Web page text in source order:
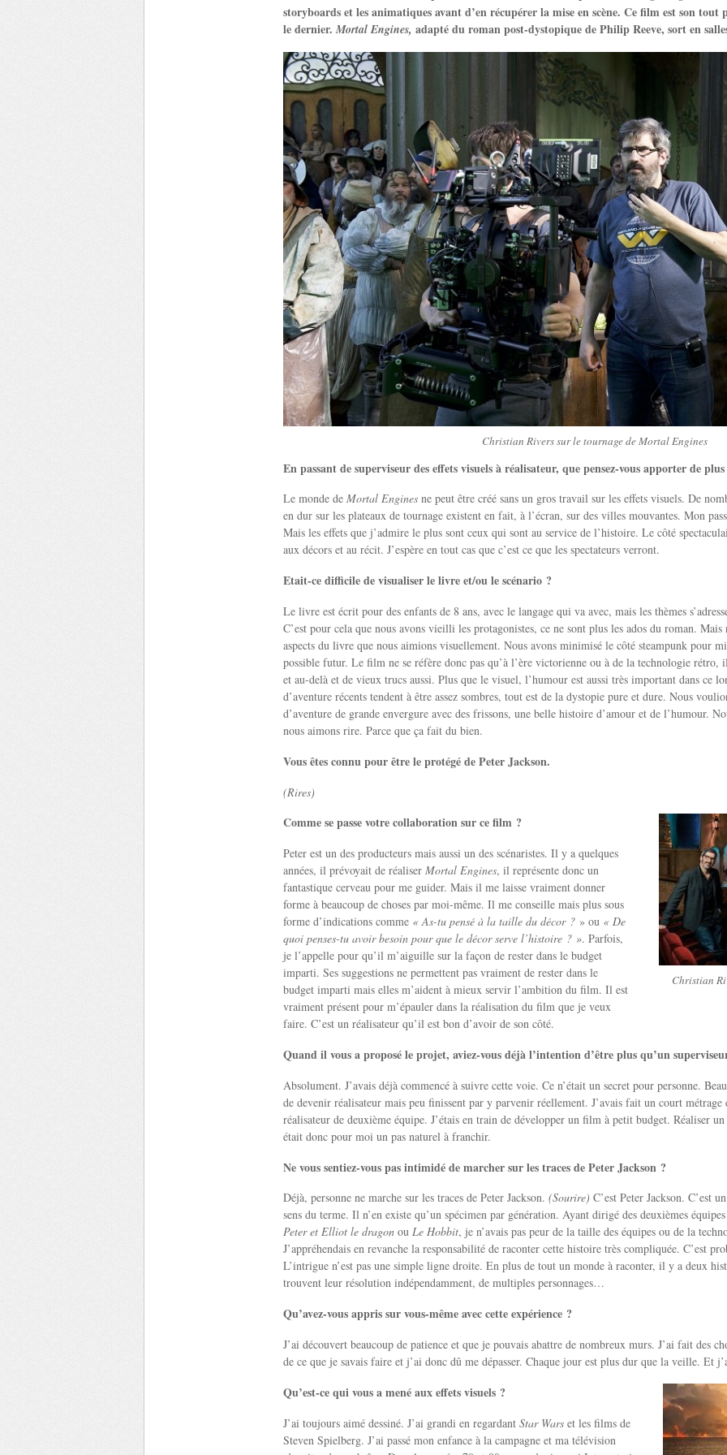
storyboards et les animatiques avant d’en récupérer la mise en scène. Ce film est son tout
le dernier.Mortal Engines, adapté du roman post-dystopique de Philip Reeve, sort en
Christian Rivers sur le tournage de Mortal Engines
En passant de superviseur des effets visuels à réalisateur, que pensez-vous apporter de
Le monde de Mortal Engines ne peut être créé sans un gros travail sur les effets visuels. De
en dur sur les plateaux de tournage existent en fait, à l’écran, sur des villes mouvantes. Mon
Mais les effets que j’admire le plus sont ceux qui sont au service de l’histoire. Le côté
aux décors et au récit. J’espère en tout cas que c’est ce que les spectateurs verront.
Etait-ce difficile de visualiser le livre et/ou le scénario ?
Le livre est écrit pour des enfants de 8 ans, avec le langage qui va avec, mais les thèmes
C’est pour cela que nous avons vieilli les protagonistes, ce ne sont plus les ados du roman. Mais
aspects du livre que nous aimions visuellement. Nous avons minimisé le côté steampunk pour
possible futur. Le film ne se réfère donc pas qu’à l’ère victorienne ou à de la technologie rétro,
et au-delà et de vieux trucs aussi. Plus que le visuel, l’humour est aussi très important dans ce
d’aventure récents tendent à être assez sombres, tout est de la dystopie pure et dure. Nous
d’aventure de grande envergure avec des frissons, une belle histoire d’amour et de l’humour.
nous aimons rire. Parce que ça fait du bien.
Vous êtes connu pour être le protégé de Peter Jackson.
(Rires)
Christian
Comme se passe votre collaboration sur ce film ?
Peter est un des producteurs mais aussi un des scénaristes. Il y a quelques
années, il prévoyait de réaliser Mortal Engines, il représente donc un
fantastique cerveau pour me guider. Mais il me laisse vraiment donner
forme à beaucoup de choses par moi-même. Il me conseille mais plus sous
forme d’indications comme « As-tu pensé à la taille du décor ? » ou « De
quoi penses-tu avoir besoin pour que le décor serve l’histoire ? ». Parfois,
je l’appelle pour qu’il m’aiguille sur la façon de rester dans le budget
imparti. Ses suggestions ne permettent pas vraiment de rester dans le
budget imparti mais elles m’aident à mieux servir l’ambition du film. Il est
vraiment présent pour m’épauler dans la réalisation du film que je veux
faire. C’est un réalisateur qu’il est bon d’avoir de son côté.
Quand il vous a proposé le projet, aviez-vous déjà l’intention d’être plus qu’un
Absolument. J’avais déjà commencé à suivre cette voie. Ce n’était un secret pour personne.
de devenir réalisateur mais peu finissent par y parvenir réellement. J’avais fait un court
réalisateur de deuxième équipe. J’étais en train de développer un film à petit budget. Réaliser
était donc pour moi un pas naturel à franchir.
Ne vous sentiez-vous pas intimidé de marcher sur les traces de Peter Jackson ?
Déjà, personne ne marche sur les traces de Peter Jackson. (Sourire) C’est Peter Jackson. C’est
sens du terme. Il n’en existe qu’un spécimen par génération. Ayant dirigé des deuxièmes
Peter et Elliot le dragon ou Le Hobbit, je n’avais pas peur de la taille des équipes ou de la
J’appréhendais en revanche la responsabilité de raconter cette histoire très compliquée. C’est
L’intrigue n’est pas une simple ligne droite. En plus de tout un monde à raconter, il y a deux
trouvent leur résolution indépendamment, de multiples personnages…
Qu’avez-vous appris sur vous-même avec cette expérience ?
J’ai découvert beaucoup de patience et que je pouvais abattre de nombreux murs. J’ai fait des
de ce que je savais faire et j’ai donc dû me dépasser. Chaque jour est plus dur que la veille. Et
Qu’est-ce qui vous a mené aux effets visuels ?
J’ai toujours aimé dessiné. J’ai grandi en regardant Star Wars et les films de
Steven Spielberg. J’ai passé mon enfance à la campagne et ma télévision